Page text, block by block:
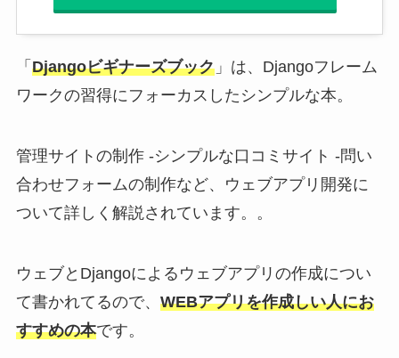
「 Djangoビギナーズブック」は、Djangoフレーム
ワークの習得にフォーカスしたシンプルな本。
管理サイトの制作 -シンプルな口コミサイト -問い
合わせフォームの制作など、ウェブアプリ開発に
ついて詳しく解説されています。。
ウェブとDjangoによるウェブアプリの作成につい
て書かれてるので、 WEBアプリを作成しい人にお
すすめの本です。